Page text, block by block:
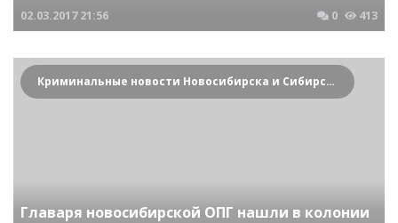
02.03.2017 21:56 0 413
Криминальные новости Новосибирска и Сибирского региона
Главаря новосибирской ОПГ нашли в колонии